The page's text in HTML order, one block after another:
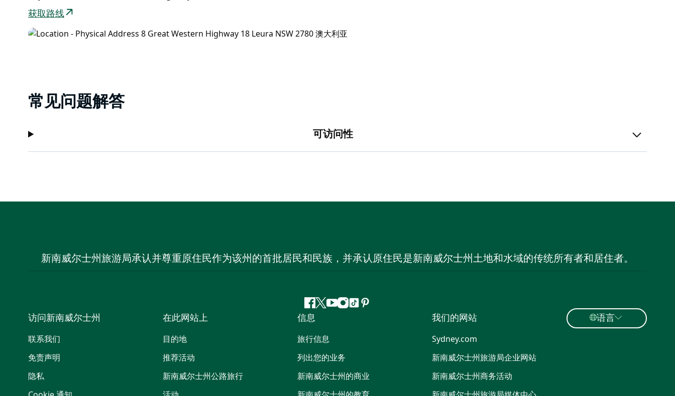
获取路线
常见问题解答
可访问性
新南威尔士州旅游局承认并尊重原住民作为该州的首批居民和民族，并承认原住民是新南威尔士州土地和水域的传统所有者和居住者。
Facebook
叽
喳
喳
YouTube
Instagram
抖 Pinterest
访问新南威尔士州
联系我们
免责声明
隐私
在此网站上
目的地
推荐活动
新南威尔士州公路旅行
信息
旅行信息
列出您的业务
新南威尔士州的商业
我们的网站
Sydney.com
新南威尔士州旅游局企业网站
新南威尔士州商务活动
语言